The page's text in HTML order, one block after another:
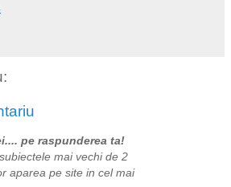
pe raspunderea ta!
mai vechi de 2
aparea pe site in cel mai